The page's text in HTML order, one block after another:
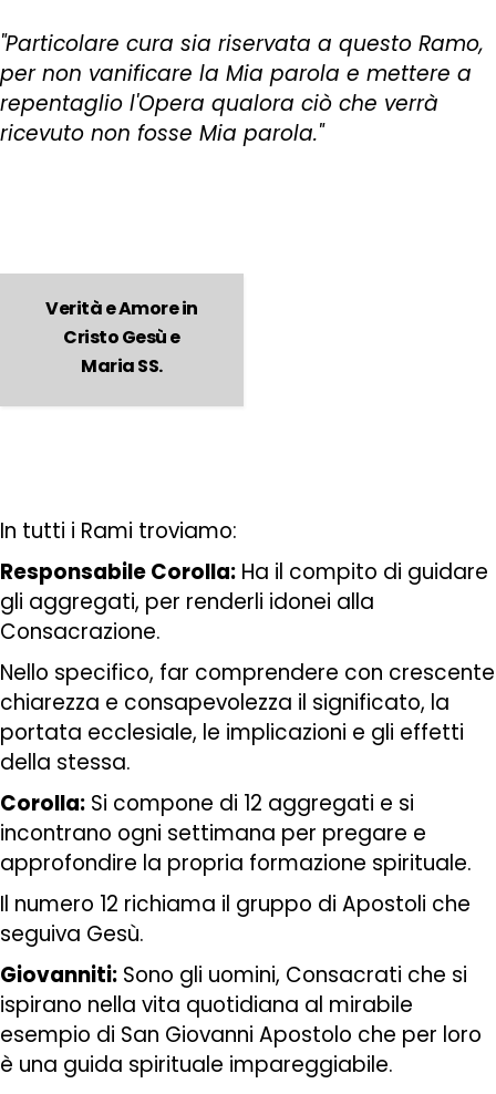
"Particolare cura sia riservata a questo Ramo,
per non vanificare la Mia parola e mettere a
repentaglio l'Opera qualora ciò che verrà
ricevuto non fosse Mia parola."
Verità e Amore in
Cristo Gesù e
Maria SS.
In tutti i Rami troviamo:
Responsabile Corolla: Ha il compito di guidare
gli aggregati, per renderli idonei alla
Consacrazione.
Nello specifico, far comprendere con crescente
chiarezza e consapevolezza il significato, la
portata ecclesiale, le implicazioni e gli effetti
della stessa.
Corolla: Si compone di 12 aggregati e si
incontrano ogni settimana per pregare e
approfondire la propria formazione spirituale.
Il numero 12 richiama il gruppo di Apostoli che
seguiva Gesù.
Giovanniti: Sono gli uomini, Consacrati che si
ispirano nella vita quotidiana al mirabile
esempio di San Giovanni Apostolo che per loro
è una guida spirituale impareggiabile.